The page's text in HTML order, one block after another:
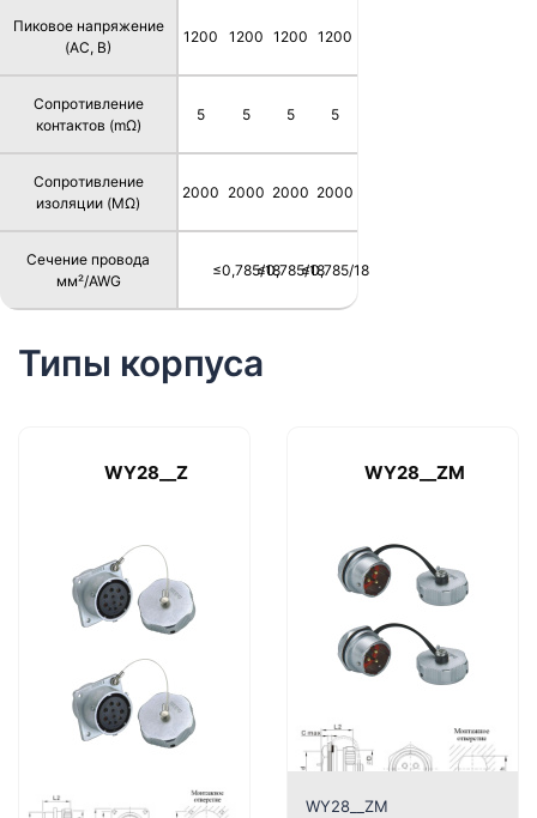
Пиковое напряжение
(AC, В)
Сопротивление
контактов (mΩ)
Сопротивление
изоляции (MΩ)
Сечение провода
мм²/AWG
1200
5
2000
1200
5
2000
≤0,785/18
1200
5
2000
≤0,785/18
1200
5
2000
≤0,785/18
Типы корпуса
WY28__Z WY28__ZM
WY28__ZM